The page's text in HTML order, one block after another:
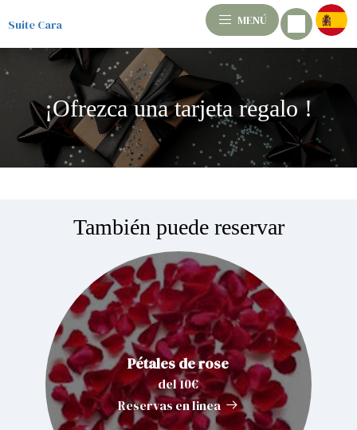
Suite Cara MENÚ
¡Ofrezca una tarjeta regalo !
También puede reservar
Pétales de rose
del 10€
Reservas en linea